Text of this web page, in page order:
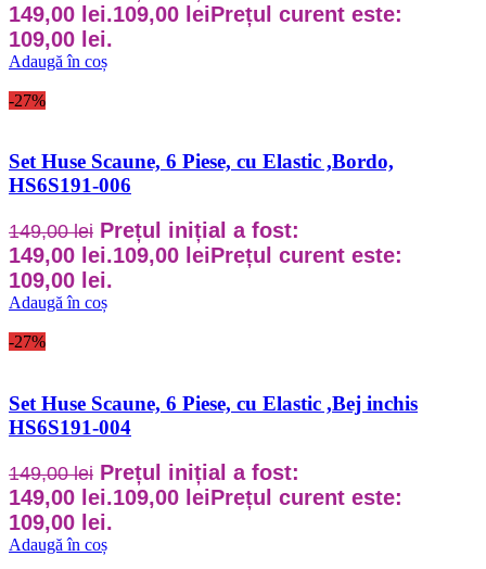
149,00 lei.109,00 leiPrețul curent este:
109,00 lei.
Adaugă în coș
-27%
Set Huse Scaune, 6 Piese, cu Elastic ,Bordo,
HS6S191-006
149,00lei Prețul inițial a fost:
149,00 lei.109,00 leiPrețul curent este:
109,00 lei.
Adaugă în coș
-27%
Set Huse Scaune, 6 Piese, cu Elastic ,Bej inchis
HS6S191-004
149,00lei Prețul inițial a fost:
149,00 lei.109,00 leiPrețul curent este:
109,00 lei.
Adaugă în coș